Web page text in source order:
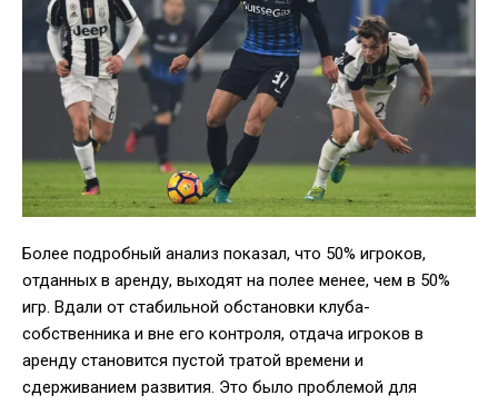
Более подробный анализ показал, что 50% игроков,
отданных в аренду, выходят на полее менее, чем в 50%
игр. Вдали от стабильной обстановки клуба-
собственника и вне его контроля, отдача игроков в
аренду становится пустой тратой времени и
сдерживанием развития. Это было проблемой для